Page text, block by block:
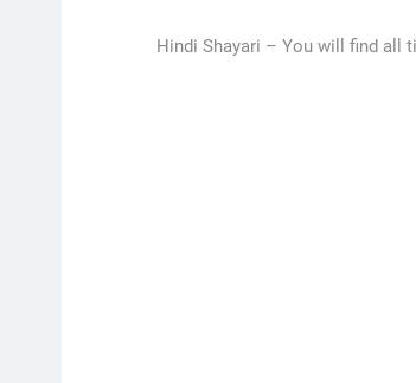
Hindi Shayari – You will find all